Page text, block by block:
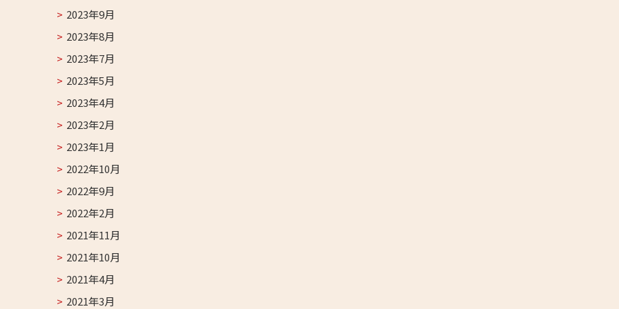
2023年9月
2023年8月
2023年7月
2023年5月
2023年4月
2023年2月
2023年1月
2022年10月
2022年9月
2022年2月
2021年11月
2021年10月
2021年4月
2021年3月